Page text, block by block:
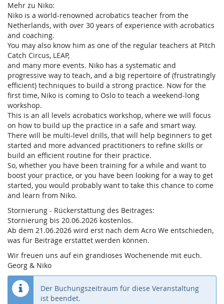
Mehr zu Niko:
Niko is a world-renowned acrobatics teacher from the
Netherlands, with over 30 years of experience with acrobatics
and coaching.
You may also know him as one of the regular teachers at Pitch
Catch Circus, LEAP,
and many more events. Niko has a systematic and
progressive way to teach, and a big repertoire of (frustratingly
efficient) techniques to build a strong practice. Now for the
first time, Niko is coming to Oslo to teach a weekend-long
workshop.
This is an all levels acrobatics workshop, where we will focus
on how to build up the practice in a safe and smart way.
There will be multi-level drills, that will help beginners to get
started and more advanced practitioners to refine skills or
build an efficient routine for their practice.
So, whether you have been training for a while and want to
boost your practice, or you have been looking for a way to get
started, you would probably want to take this chance to come
and learn from Niko.
Stornierung - Rückerstattung des Beitrages:
Stornierung bis 20.06.2026 kostenlos.
Ab dem 21.06.2026 wird erst nach dem Acro We entschieden,
was für Beiträge erstattet werden können.
Wir freuen uns auf ein grandioses Wochenende mit euch.
Georg & Niko
Der Buchungszeitraum für diese Veranstaltung
ist beendet.